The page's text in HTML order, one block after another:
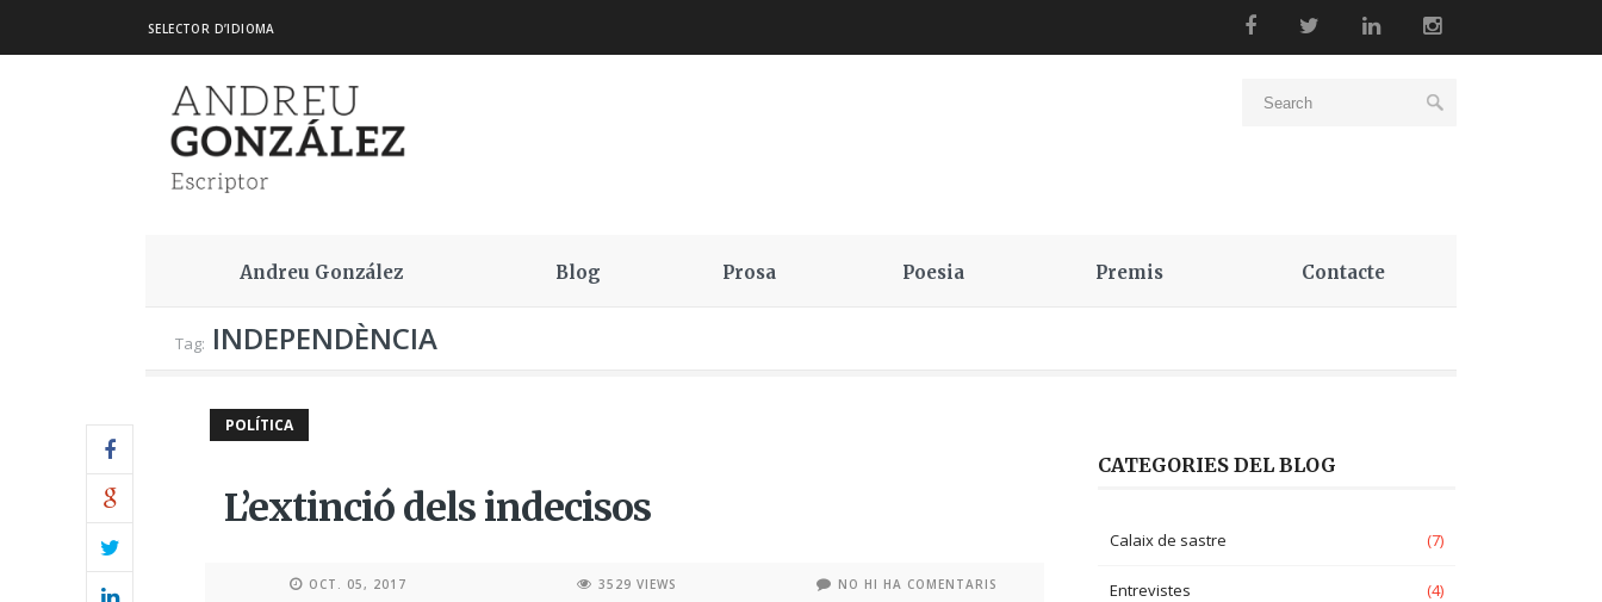
SELECTOR D’IDIOMA
Andreu González Blog Prosa Poesia Premis Contacte
Tag: INDEPENDÈNCIA
POLÍTICA
L’extinció dels indecisos
OCT. 05, 2017 3529 VIEWS NO HI HA COMENTARIS
CATEGORIES DEL BLOG
Calaix de sastre (7)
Entrevistes (4)